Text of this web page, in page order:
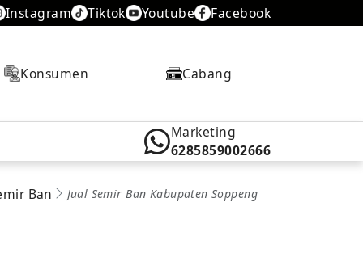
Instagram Tiktok Youtube Facebook
Konsumen Cabang
Marketing
6285859002666
Ban Jual Semir Ban Kabupaten Soppeng